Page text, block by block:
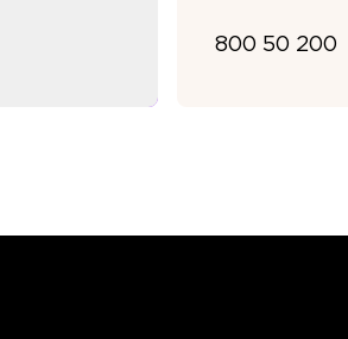
800 50 200